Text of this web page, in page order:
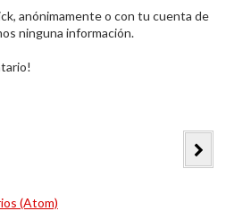
anónimamente o con tu cuenta de
ninguna información.
(Atom)